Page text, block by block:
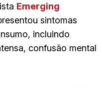
Emerging
sintomas
incluindo
confusão mental